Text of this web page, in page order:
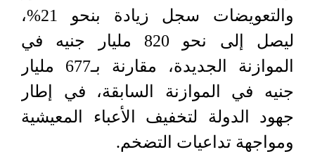
والتعويضات سجل زيادة بنحو 21%،
ليصل إلى نحو 820 مليار جنيه في
الموازنة الجديدة، مقارنة بـ677 مليار
جنيه في الموازنة السابقة، في إطار
جهود الدولة لتخفيف الأعباء المعيشية
ومواجهة تداعيات التضخم.